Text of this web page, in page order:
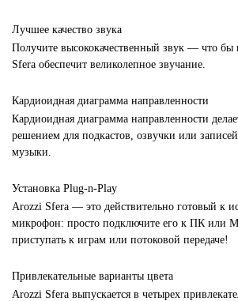
Лучшее качество звука
Получите высококачественный звук — что
Sfera обеспечит великолепное звучание.
Кардиоидная диаграмма направленности
Кардиоидная диаграмма направленности
решением для подкастов, озвучки или
музыки.
Установка Plug-n-Play
Arozzi Sfera — это действительно готовый к
микрофон: просто подключите его к ПК или
приступать к играм или потоковой передаче!
Привлекательные варианты цвета
Arozzi Sfera выпускается в четырех